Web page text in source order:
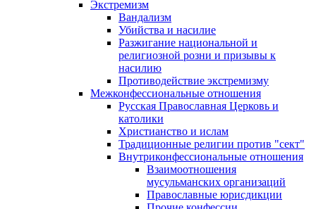
Экстремизм
Вандализм
Убийства и насилие
Разжигание национальной и
религиозной розни и призывы к
насилию
Противодействие экстремизму
Межконфессиональные отношения
Русская Православная Церковь и
католики
Христианство и ислам
Традиционные религии против "сект"
Внутриконфессиональные отношения
Взаимоотношения
мусульманских организаций
Православные юрисдикции